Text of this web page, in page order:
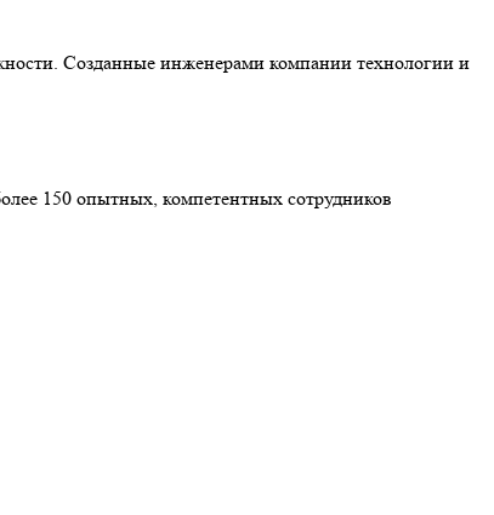
Созданные инженерами компании технологии и
150 опытных, компетентных сотрудников